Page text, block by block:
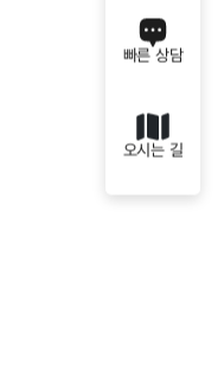
빠른 상담
오시는 길